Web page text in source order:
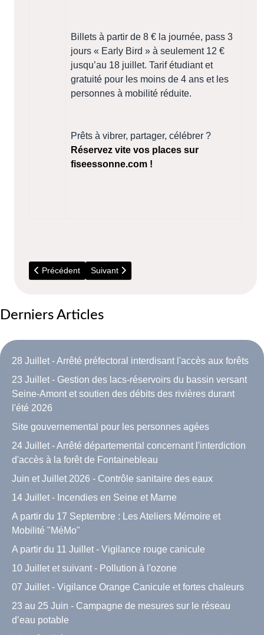
Billets à partir de 8 € la journée, pass 3
jours « Early Bird » à seulement 12 €
jusqu’au 18 juillet. Tarif étudiant et
gratuité pour les moins de 4 ans et les
personnes à mobilité réduite.
Prêts à vibrer, partager, célébrer ?
Réservez vite vos places sur
fiseessonne.com !
Article précédent : Déchèteries : Horaires d'été
Précédent Article suivant : 5 Juillet - Visite du parc
Suivant
Derniers Articles
28 Juillet - Arrêté préfectoral interdisant l'accès aux forêts
23 Juillet - Gestion des lacs-réservoirs du bassin versant
Seine-Amont et soutien des débits des rivières durant
l'été 2026
Site gouvernemental pour les personnes agées
24 Juillet - Arrêté départemental concernant l'interdiction
d'accès à la forêt de Fontainebleau
Juin et Juillet 2026 - Contrôle sanitaire des eaux
14 Juillet - Incendies en Seine et Marne
A partir du 17 Septembre : Les Ateliers Mémoire et
Mobilité "MéMo"
A partir du 11 Juillet - Vigilance rouge canicule
10 Juillet et suivant - Pollution à l'ozone
07 Juillet - Vigilance Orange Canicule et fortes chaleurs
23 au 25 Juin - Campagne de mesures sur le réseau
d’eau potable